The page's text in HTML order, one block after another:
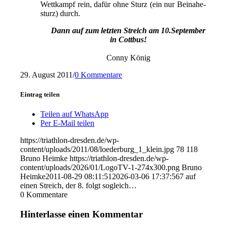
Wettkampf rein, dafür ohne Sturz (ein nur Beinahe-
sturz) durch.
Dann auf zum letzten Streich am 10.September
in Cottbus!
Conny König
29. August 2011/0 Kommentare
Eintrag teilen
Teilen auf WhatsApp
Per E-Mail teilen
https://triathlon-dresden.de/wp-
content/uploads/2011/08/loederburg_1_klein.jpg 78 118
Bruno Heimke https://triathlon-dresden.de/wp-
content/uploads/2026/01/LogoTV-1-274x300.png Bruno
Heimke2011-08-29 08:11:51 2026-03-06 17:37:567 auf
einen Streich, der 8. folgt sogleich…
0 Kommentare
Hinterlasse einen Kommentar